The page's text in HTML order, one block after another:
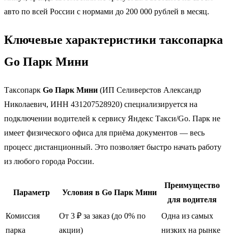
авто по всей России с нормами до 200 000 рублей в месяц.
Ключевые характеристики таксопарка
Go Парк Мини
Таксопарк Go Парк Мини (ИП Селиверстов Александр
Николаевич, ИНН 431207528920) специализируется на
подключении водителей к сервису Яндекс Такси/Go. Парк не
имеет физического офиса для приёма документов — весь
процесс дистанционный. Это позволяет быстро начать работу
из любого города России.
Параметр Условия в Go Парк Мини
Преимущество
для водителя
Комиссия
парка
От 3 ₽ за заказ (до 0% по
акции)
Одна из самых
низких на рынке